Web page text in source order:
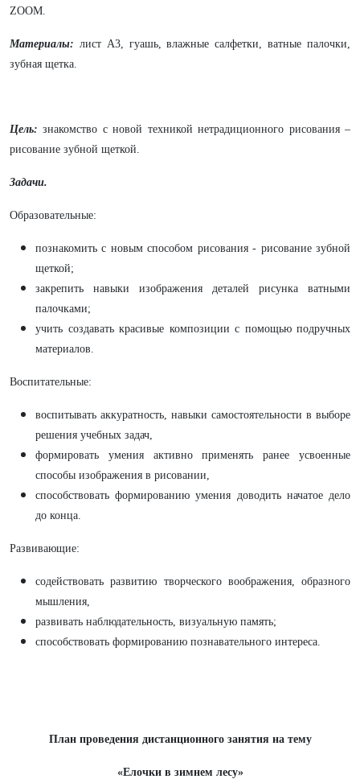
ZOOM.
Материалы: лист А3, гуашь, влажные салфетки, ватные палочки,
зубная щетка.
Цель: знакомство с новой техникой нетрадиционного рисования –
рисование зубной щеткой.
Задачи.
Образовательные:
познакомить с новым способом рисования - рисование зубной
щеткой;
закрепить навыки изображения деталей рисунка ватными
палочками;
учить создавать красивые композиции с помощью подручных
материалов.
Воспитательные:
воспитывать аккуратность, навыки самостоятельности в выборе
решения учебных задач,
формировать умения активно применять ранее усвоенные
способы изображения в рисовании,
способствовать формированию умения доводить начатое дело
до конца.
Развивающие:
содействовать развитию творческого воображения, образного
мышления,
развивать наблюдательность, визуальную память;
способствовать формированию познавательного интереса.
План проведения дистанционного занятия на тему
«Елочки в зимнем лесу»